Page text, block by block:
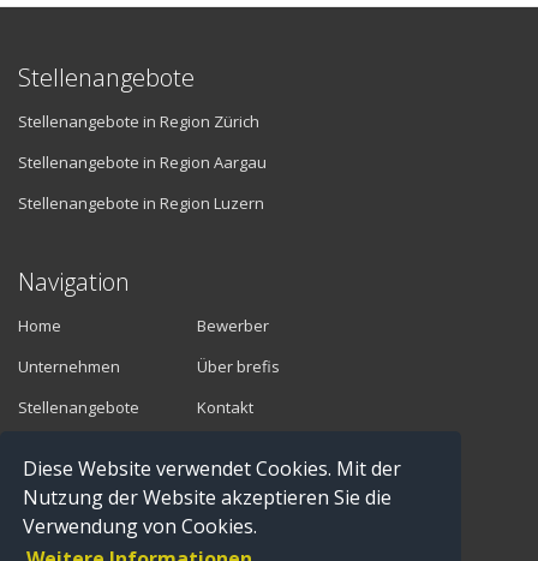
Diese Website verwendet Cookies. Mit der
Nutzung der Website akzeptieren Sie die
Verwendung von Cookies.
Stellenangebote
Stellenangebote in Region Zürich
Stellenangebote in Region Aargau
Stellenangebote in Region Luzern
Navigation
Home
Unternehmen
Stellenangebote
Bewerber
Über brefis
Kontakt
Vermittler
Anmelden